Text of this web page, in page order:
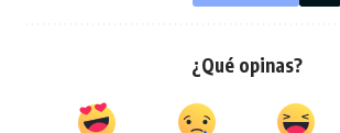
¿Qué opinas?